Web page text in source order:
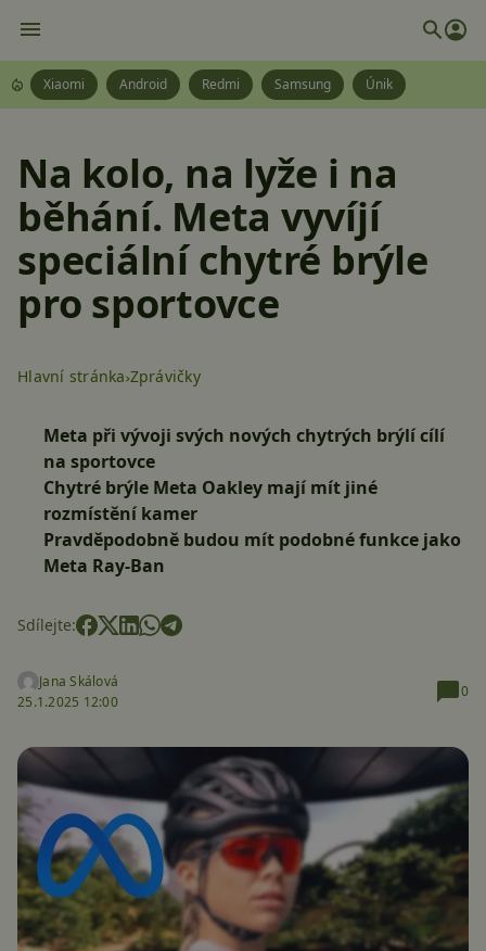
Xiaomi Android Redmi Samsung Únik
Na kolo, na lyže i na
běhání. Meta vyvíjí
speciální chytré brýle
pro sportovce
Hlavní stránka Zprávičky
Meta při vývoji svých nových chytrých brýlí cílí
na sportovce
Chytré brýle Meta Oakley mají mít jiné
rozmístění kamer
Pravděpodobně budou mít podobné funkce jako
Meta Ray-Ban
Sdílejte:
Jana Skálová
25.1.2025 12:00
0